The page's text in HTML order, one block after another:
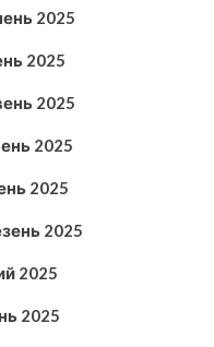
2025
2025
2025
2025
2025
2025
2025
2025